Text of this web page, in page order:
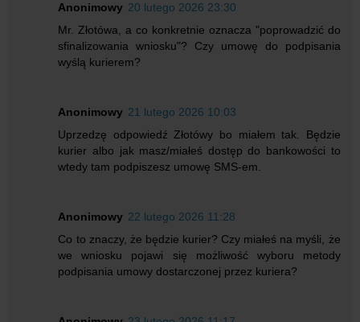
Anonimowy 20 lutego 2026 23:30
Mr. Złotówa, a co konkretnie oznacza "poprowadzić do
sfinalizowania wniosku"? Czy umowę do podpisania
wyślą kurierem?
Anonimowy 21 lutego 2026 10:03
Uprzedzę odpowiedź Złotówy bo miałem tak. Będzie
kurier albo jak masz/miałeś dostęp do bankowości to
wtedy tam podpiszesz umowę SMS-em.
Anonimowy 22 lutego 2026 11:28
Co to znaczy, że będzie kurier? Czy miałeś na myśli, że
we wniosku pojawi się możliwość wyboru metody
podpisania umowy dostarczonej przez kuriera?